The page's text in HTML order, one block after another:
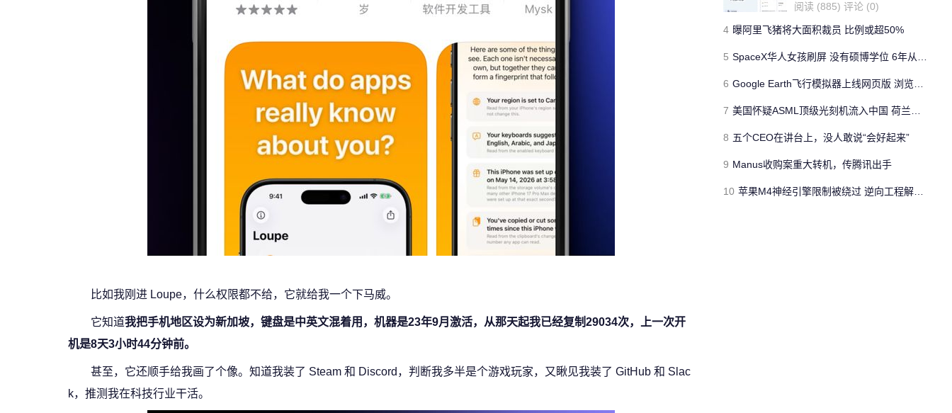
比如我刚进 Loupe，什么权限都不给，它就给我一个下马威。
它知道我把手机地区设为新加坡，键盘是中英文混着用，机器是23年9月激活，从那天起我已经复制29034次，上一次开
机是8天3小时44分钟前。
甚至，它还顺手给我画了个像。知道我装了 Steam 和 Discord，判断我多半是个游戏玩家，又瞅见我装了 GitHub 和 Slac
k，推测我在科技行业干活。
阅读 (885) 评论 (0)
4 曝阿里飞猪将大面积裁员 比例或超50%
5 SpaceX华人女孩刷屏 没有硕博学位 6年从火箭小白到“猛禽”飞行操作员
6 Google Earth飞行模拟器上线网页版 浏览器即可“翱翔全球”
7 美国怀疑ASML顶级光刻机流入中国 荷兰巨头坚称“不可能”
8 五个CEO在讲台上，没人敢说“会好起来”
9 Manus收购案重大转机，传腾讯出手
10 苹果M4神经引擎限制被绕过 逆向工程解锁15.8TFLOPS AI算力